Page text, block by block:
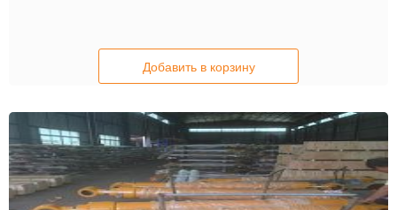
Добавить в корзину